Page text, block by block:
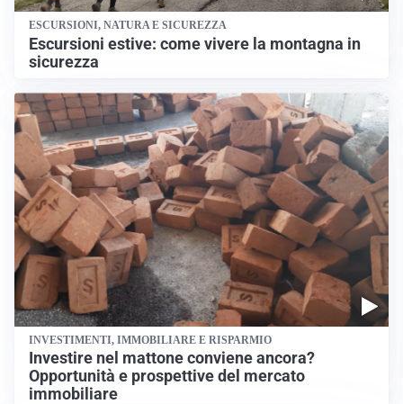
ESCURSIONI, NATURA E SICUREZZA
Escursioni estive: come vivere la montagna in
sicurezza
INVESTIMENTI, IMMOBILIARE E RISPARMIO
Investire nel mattone conviene ancora?
Opportunità e prospettive del mercato
immobiliare